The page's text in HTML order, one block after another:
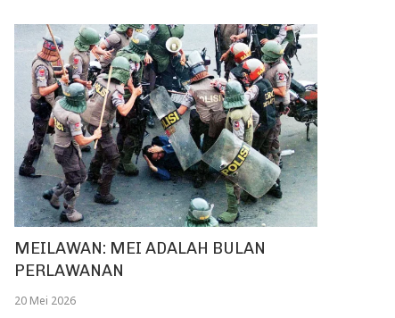
MEILAWAN: MEI ADALAH BULAN
PERLAWANAN
20 Mei 2026